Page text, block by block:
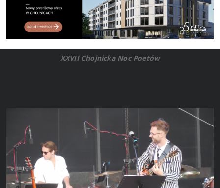
XXVII Chojnicka Noc Poetów